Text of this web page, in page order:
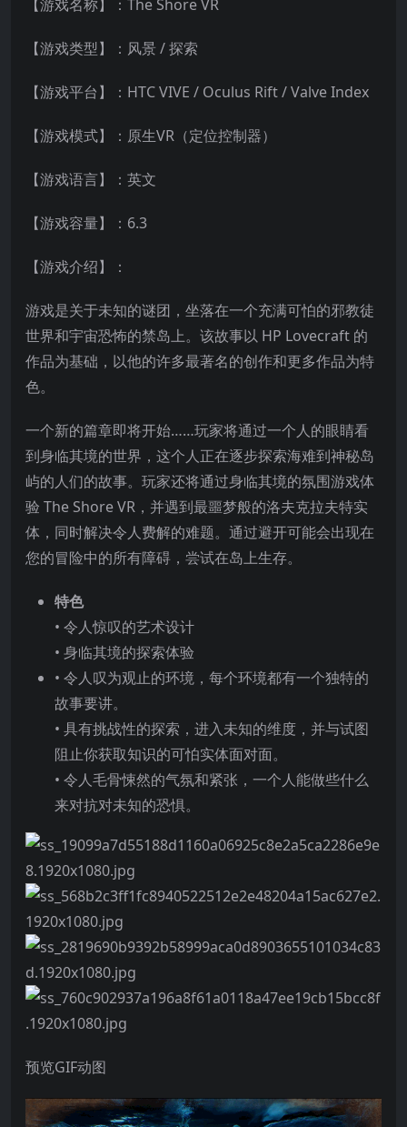
【游戏名称】：The Shore VR
【游戏类型】：风景 / 探索
【游戏平台】：HTC VIVE / Oculus Rift / Valve Index
【游戏模式】：原生VR（定位控制器）
【游戏语言】：英文
【游戏容量】：6.3
【游戏介绍】：
游戏是关于未知的谜团，坐落在一个充满可怕的邪教徒
世界和宇宙恐怖的禁岛上。该故事以 HP Lovecraft 的
作品为基础，以他的许多最著名的创作和更多作品为特
色。
一个新的篇章即将开始……玩家将通过一个人的眼睛看
到身临其境的世界，这个人正在逐步探索海难到神秘岛
屿的人们的故事。玩家还将通过身临其境的氛围游戏体
验 The Shore VR，并遇到最噩梦般的洛夫克拉夫特实
体，同时解决令人费解的难题。通过避开可能会出现在
您的冒险中的所有障碍，尝试在岛上生存。
特色
• 令人惊叹的艺术设计
• 身临其境的探索体验
• 令人叹为观止的环境，每个环境都有一个独特的
故事要讲。
• 具有挑战性的探索，进入未知的维度，并与试图
阻止你获取知识的可怕实体面对面。
• 令人毛骨悚然的气氛和紧张，一个人能做些什么
来对抗对未知的恐惧。
预览GIF动图